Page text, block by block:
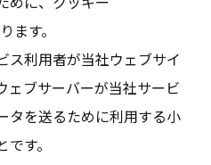
ます。
ス利用者が当社ウェブサイ
ェブサーバーが当社サービ
タを送るために利用する小
す。